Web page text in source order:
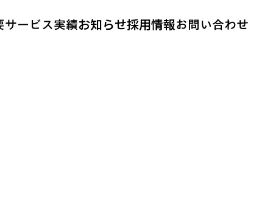
サービス実績お知らせ採用情報お問い合わせ